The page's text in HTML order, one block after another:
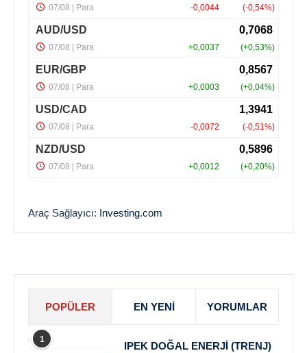
Araç Sağlayıcı: Investing.com
POPÜLER EN YENI YORUMLAR
1
IPEK DOĞAL ENERJİ (TRENJ)